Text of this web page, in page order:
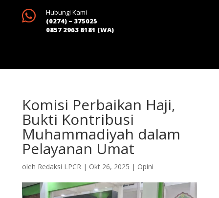

Hubungi Kami
(0274) – 375025
0857 2963 8181 (WA)
Komisi Perbaikan Haji,
Bukti Kontribusi
Muhammadiyah dalam
Pelayanan Umat
oleh Redaksi LPCR| Okt 26, 2025 | Opini